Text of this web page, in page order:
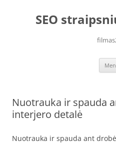
contentSEO
Nuotrauka ir spauda
interjero detalė
Nuotrauka ir spauda ant